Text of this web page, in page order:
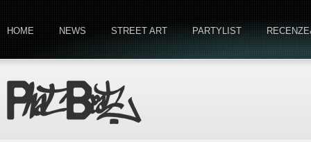
HOME NEWS STREET ART PARTYLIST